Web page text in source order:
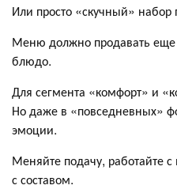
Или просто «скучный» набор
Меню должно продавать еще
блюдо.
Для сегмента «комфорт» и
Но даже в «повседневных»
эмоции.
Меняйте подачу, работайте
с составом.